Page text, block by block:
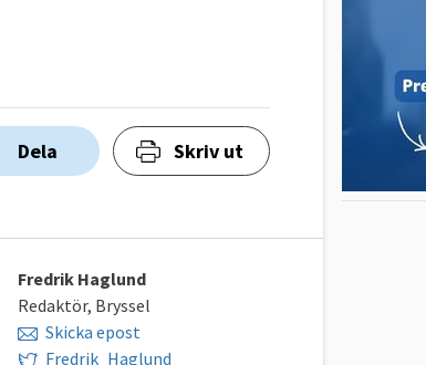
Dela Skriv ut
Fredrik Haglund
Redaktör, Bryssel
Skicka epost
Fredrik_Haglund